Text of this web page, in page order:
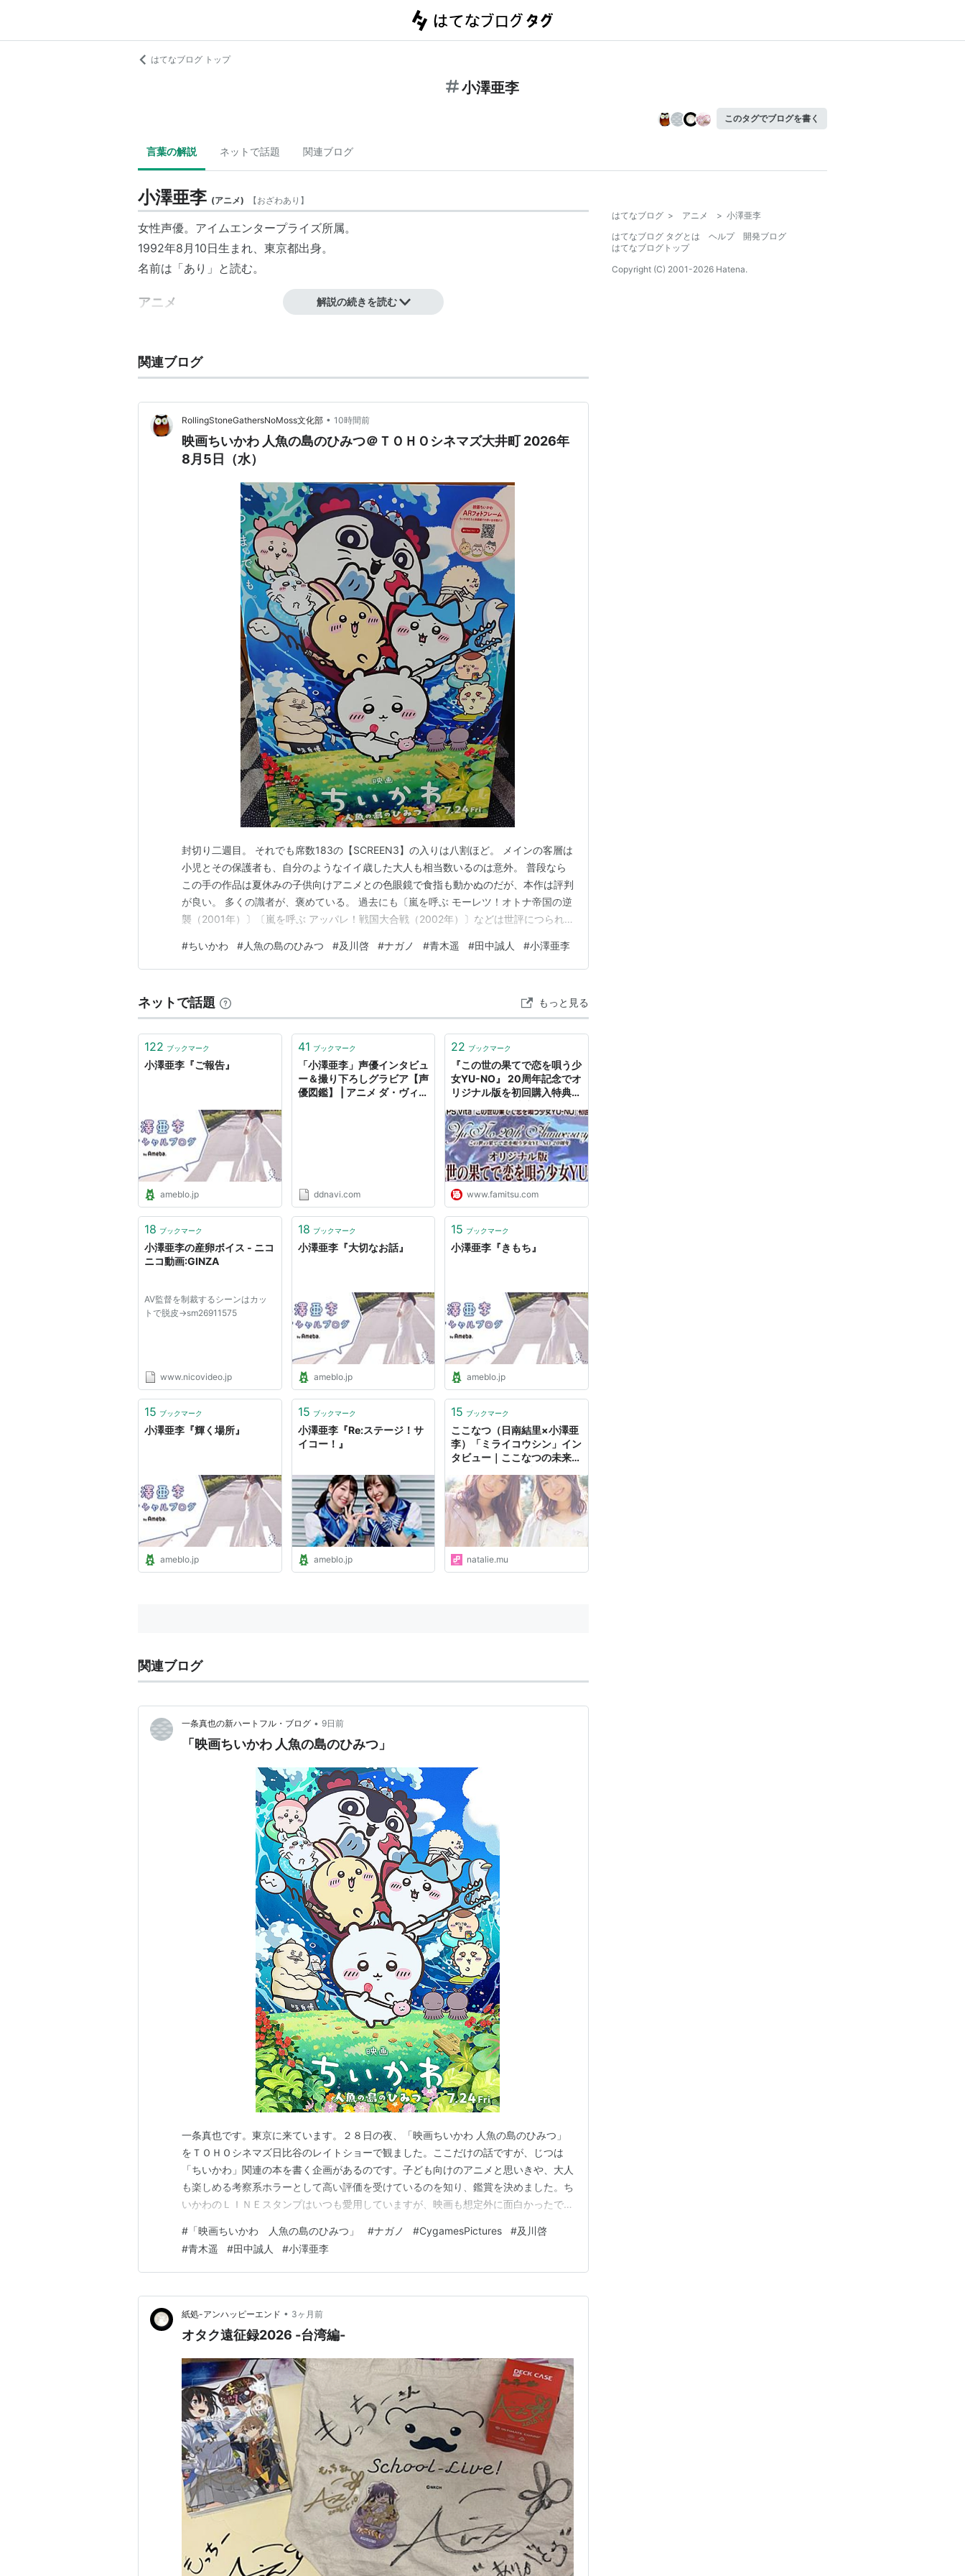
はてなブログ トップ
小澤亜李
このタグでブログを書く
言葉の解説 ネットで話題 関連ブログ
小澤亜李 (アニメ) 【おざわあり 】
女性声優。アイムエンタープライズ所属。
1992年8月10日生まれ、東京都出身。
名前は「あり」と読む。
アニメ
のうりん（アナウンサー）
ロウきゅーぶ！SS（北野若葉）
ローリング☆ガールズ（森友望未）
ミカグラ学園組曲（藤白おとね）
えとたま（ウマたん）
がっこうぐらし！（恵飛須沢胡桃）
Classroom☆Crisis（瀬良ミズキ）
アクエリオンロゴス（海凪花嵐）
モンスター娘のいる日常（パピ）
わかば*ガール（小橋若葉）
学戦都市アスタリスク（刀藤綺凛）
ランス・アンド・マスクス（鬼堂院真緒）
解説の続きを読む
関連ブログ
RollingStoneGathersNoMoss文化部 • 10時間前
映画ちいかわ 人魚の島のひみつ＠ＴＯＨＯシネマズ大井町 2026年
8月5日（水）
封切り二週目。 それでも席数183の【SCREEN3】の入りは八割ほど。 メインの客層は
小児とその保護者も、自分のようなイイ歳した大人も相当数いるのは意外。 普段なら
この手の作品は夏休みの子供向けアニメとの色眼鏡で食指も動かぬのだが、本作は評判
が良い。 多くの識者が、褒めている。 過去にも〔嵐を呼ぶ モーレツ！オトナ帝国の逆
襲（2001年）〕〔嵐を呼ぶ アッパレ！戦国大合戦（2002年）〕などは世評につられ
が高く、「考察」も相当数披瀝されており、それらの内容には関心ないものの、多くの
人の気持ちを動かす作品には興味惹か…
#ちいかわ #人魚の島のひみつ #及川啓 #ナガノ #青木遥 #田中誠人 #小澤亜李
ネットで話題 もっと見る
122 ブックマーク
小澤亜李『ご報告』
ameblo.jp
41 ブックマーク
「小澤亜李」声優インタビュ
ー＆撮り下ろしグラビア【声
優図鑑】 | アニメ ダ・ヴィン
ddnavi.com
22 ブックマーク
『この世の果てで恋を唄う少
女YU-NO』 20周年記念でオ
リジナル版を初回購入特典
は小澤亜李さんに！【5pb.
祭り2016】 - ファミ通.com
www.famitsu.com
18 ブックマーク
小澤亜李の産卵ボイス ‐ ニコ
ニコ動画:GINZA
AV監督を制裁するシーンはカッ
トで脱皮→sm26911575
www.nicovideo.jp
18 ブックマーク
小澤亜李『大切なお話』
ameblo.jp
15 ブックマーク
小澤亜李『きもち』
ameblo.jp
15 ブックマーク
小澤亜李『輝く場所』
ameblo.jp
15 ブックマーク
小澤亜李『Re:ステージ！サ
イコー！』
ameblo.jp
15 ブックマーク
ここなつ（日南結里×小澤亜
李）「ミライコウシン」イン
タビュー｜ここなつの未来と
シン”した一夜 - 音楽ナタリ
ー 特集・インタビュー
natalie.mu
関連ブログ
一条真也の新ハートフル・ブログ • 9日前
「映画ちいかわ 人魚の島のひみつ」
一条真也です。東京に来ています。２８日の夜、「映画ちいかわ 人魚の島のひみつ」
をＴＯＨＯシネマズ日比谷のレイトショーで観ました。ここだけの話ですが、じつは
「ちいかわ」関連の本を書く企画があるのです。子ども向けのアニメと思いきや、大人
も楽しめる考察系ホラーとして高い評価を受けているのを知り、鑑賞を決めました。ち
いかわのＬＩＮＥスタンプはいつも愛用していますが、映画も想定外に面白かったで
ＮＳに投稿した漫画を原作にアニメ化された「ちいかわ」シリーズの劇場版。「セイレ
ーン編」と呼ばれる長編エピソードを基に、魅力的な島のチラシ…
# 「映画ちいかわ 人魚の島のひみつ」 #ナガノ #CygamesPictures #及川啓
#青木遥 #田中誠人 #小澤亜李
紙処-アンハッピーエンド • 3ヶ月前
オタク遠征録2026 -台湾編-
はてなブログ > アニメ > 小澤亜李
はてなブログ タグとは
ヘルプ
開発ブログ
はてなブログトップ
Copyright (C) 2001-2026 Hatena.